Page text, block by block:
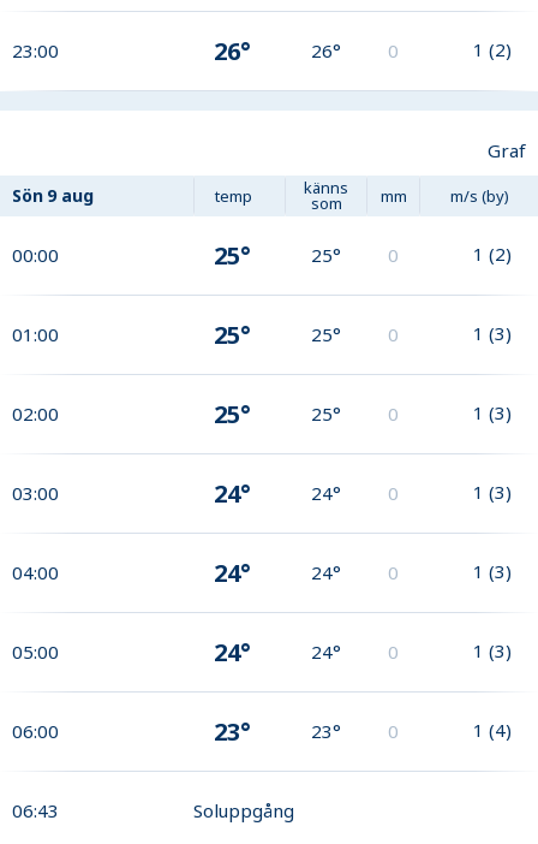
23:00 26° 26° 0 1 (2)
Graf
Sön 9 aug temp känns
som mm m/s (by)
00:00 25° 25° 0 1 (2)
01:00 25° 25° 0 1 (3)
02:00 25° 25° 0 1 (3)
03:00 24° 24° 0 1 (3)
04:00 24° 24° 0 1 (3)
05:00 24° 24° 0 1 (3)
06:00 23° 23° 0 1 (4)
06:43 Soluppgång